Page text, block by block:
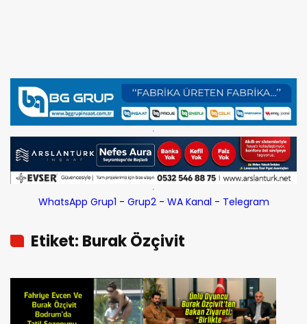
WhatsApp Grup1 - Grup2- WA Kanal - Telegram
Etiket: Burak Özçivit